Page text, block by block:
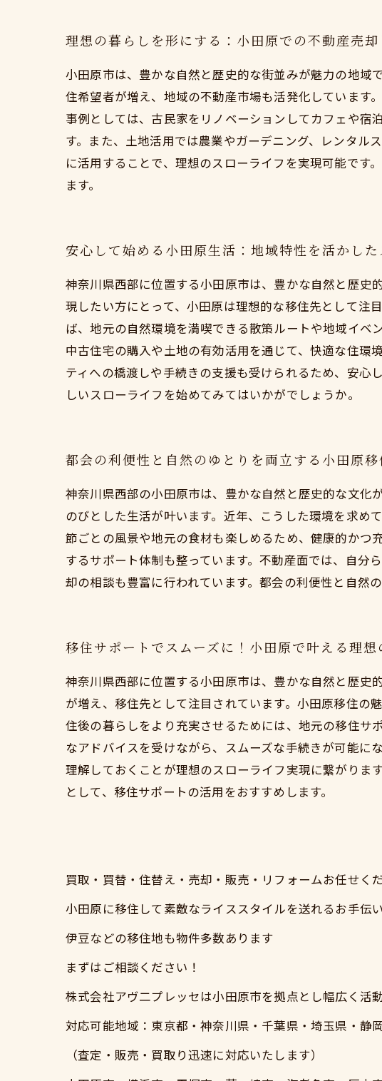
理想の暮らしを形にする：小田原での不動産売
小田原市は、豊かな自然と歴史的な街並みが魅力の地域
住希望者が増え、地域の不動産市場も活発化しています
事例としては、古民家をリノベーションしてカフェや宿
す。また、土地活用では農業やガーデニング、レンタル
に活用することで、理想のスローライフを実現可能です
ます。
安心して始める小田原生活：地域特性を活かし
神奈川県西部に位置する小田原市は、豊かな自然と歴史
現したい方にとって、小田原は理想的な移住先として注
ば、地元の自然環境を満喫できる散策ルートや地域イベ
中古住宅の購入や土地の有効活用を通じて、快適な住環
ティへの橋渡しや手続きの支援も受けられるため、安心
しいスローライフを始めてみてはいかがでしょうか。
都会の利便性と自然のゆとりを両立する小田原移
神奈川県西部の小田原市は、豊かな自然と歴史的な文化
のびとした生活が叶います。近年、こうした環境を求め
節ごとの風景や地元の食材も楽しめるため、健康的かつ
するサポート体制も整っています。不動産面では、自分
却の相談も豊富に行われています。都会の利便性と自然
移住サポートでスムーズに！小田原で叶える理
神奈川県西部に位置する小田原市は、豊かな自然と歴史
が増え、移住先として注目されています。小田原移住の
住後の暮らしをより充実させるためには、地元の移住サ
なアドバイスを受けながら、スムーズな手続きが可能に
理解しておくことが理想のスローライフ実現に繋がりま
として、移住サポートの活用をおすすめします。
買取・買替・住替え・売却・販売・リフォームお任せく
小田原に移住して素敵なライススタイルを送れるお手伝
伊豆などの移住地も物件多数あります
まずはご相談ください！
株式会社アヴ二プレッセは小田原市を拠点とし幅広く活
対応可能地域：東京都・神奈川県・千葉県・埼玉県・静
（査定・販売・買取り迅速に対応いたします）